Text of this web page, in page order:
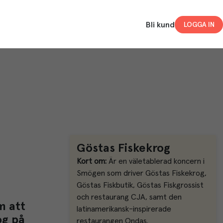
Bli kund LOGGA IN
att
på
Göstas Fiskekrog
Kort om: Är en väletablerad koncern i
Smögen som driver Göstas Fiskekrog,
Göstas Fiskbutik, Göstas Fiskgrossist
och restaurang CJA, samt den
latinamerikansk-inspirerade
restaurangen Ondas.